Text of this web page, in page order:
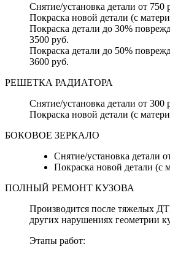
Снятие/установка детали от 750
Покраска новой детали (с
Покраска детали до 30%
3500 руб.
Покраска детали до 50%
3600 руб.
РЕШЕТКА РАДИАТОРА
Снятие/установка детали от 300
Покраска новой детали (с
БОКОВОЕ ЗЕРКАЛО
Снятие/установка детали
Покраска новой детали (с
ПОЛНЫЙ РЕМОНТ КУЗОВА
Производится после тяжелых
других нарушениях геометрии
Этапы работ: